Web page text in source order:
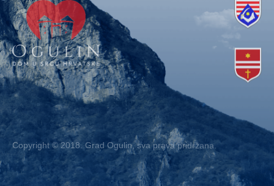
Copyright © 2018. Grad Ogulin, sva prava pridržana.
Design by EA93